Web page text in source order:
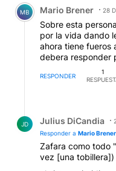
MB Mario Brener 28
Sobre esta
por la vida dando
ahora tiene fueros
debera responder
RESPONDER
1
JD Julius DiCandia
Responder a Mario Brener
Zafara como todo
vez [una tobillera])